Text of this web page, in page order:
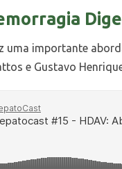
importante
e Gustavo